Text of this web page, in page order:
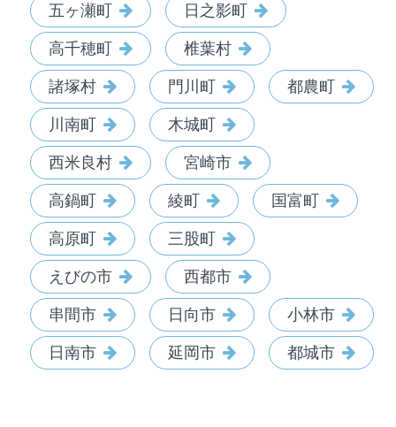
五ヶ瀬町 日之影町
高千穂町 椎葉村
諸塚村 門川町 都農町
川南町 木城町
西米良村 宮崎市
高鍋町 綾町 国富町
高原町 三股町
えびの市 西都市
串間市 日向市 小林市
日南市 延岡市 都城市